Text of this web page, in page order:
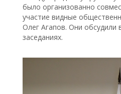
было организованно
участие видные
Олег Агапов. Они
заседаниях.